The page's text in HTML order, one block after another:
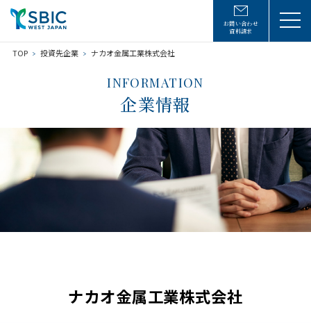
お問い合わせ
資料請求
TOP 投資先企業 ナカオ金属工業株式会社
INFORMATION
企業情報
ナカオ金属工業株式会社